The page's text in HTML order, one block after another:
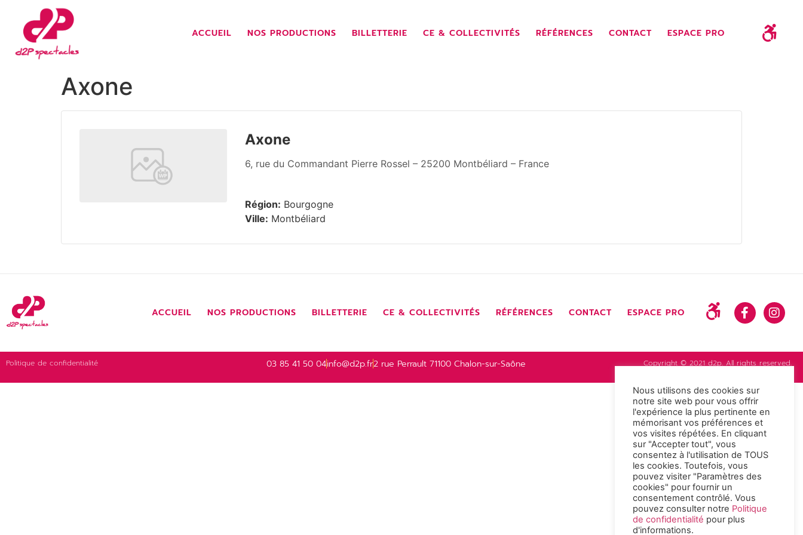
ACCUEIL NOS PRODUCTIONS BILLETTERIE CE & COLLECTIVITÉS RÉFÉRENCES CONTACT ESPACE PRO
Axone
Axone
6, rue du Commandant Pierre Rossel – 25200 Montbéliard – France
Région: Bourgogne
Ville: Montbéliard
ACCUEIL NOS PRODUCTIONS BILLETTERIE CE & COLLECTIVITÉS RÉFÉRENCES CONTACT ESPACE PRO
Politique de confidentialité 03 85 41 50 04info@d2p.fr2 rue Perrault 71100 Chalon-sur-Saône Copyright © 2021 d2p. All rights reserved.
Nous utilisons des cookies sur
notre site web pour vous offrir
l'expérience la plus pertinente en
mémorisant vos préférences et
vos visites répétées. En cliquant
sur "Accepter tout", vous
consentez à l'utilisation de TOUS
les cookies. Toutefois, vous
pouvez visiter "Paramètres des
cookies" pour fournir un
consentement contrôlé. Vous
pouvez consulter notre Politique
de confidentialité pour plus
d'informations.